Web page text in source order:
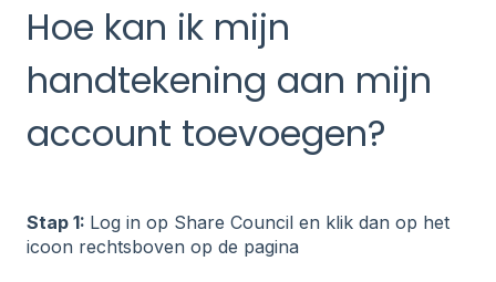
Hoe kan ik mijn
handtekening aan mijn
account toevoegen?
Stap 1: Log in op Share Council en klik dan op het
icoon rechtsboven op de pagina